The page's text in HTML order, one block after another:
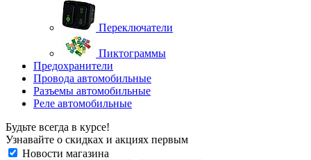
Переключатели
Пиктограммы
Предохранители
Провода автомобильные
Разъемы автомобильные
Реле автомобильные
Будьте всегда в курсе!
Узнавайте о скидках и акциях первым
Новости магазина